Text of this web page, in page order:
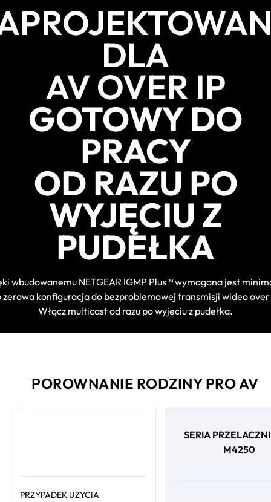
DLA
AV OVER IP
GOTOWY DO
PRACY
OD RAZU PO
WYJĘCIU Z
PUDEŁKA
wbudowanemu NETGEAR IGMP Plus™ wymagana jest
zerowa konfiguracja do bezproblemowej transmisji wideo over
Włącz multicast od razu po wyjęciu z pudełka.
POROWNANIE RODZINY PRO AV
PRZYPADEK UZYCIA
SERIA
M4250